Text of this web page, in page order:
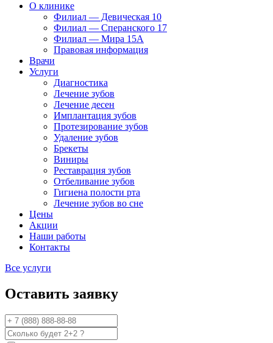
О клинике
Филиал — Девическая 10
Филиал — Сперанского 17
Филиал — Мира 15А
Правовая информация
Врачи
Услуги
Диагностика
Лечение зубов
Лечение десен
Имплантация зубов
Протезирование зубов
Удаление зубов
Брекеты
Виниры
Реставрация зубов
Отбеливание зубов
Гигиена полости рта
Лечение зубов во сне
Цены
Акции
Наши работы
Контакты
Все услуги
Оставить заявку